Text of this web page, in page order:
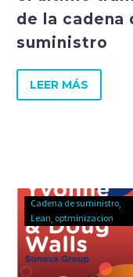
de la cadena
suministro
LEER MÁS
Cadena de suministro
Lean optminizacion